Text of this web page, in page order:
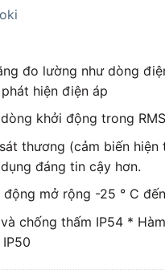
đo lường như dòng
hiện điện áp
khởi động trong
thương (cảm biến hiện
đáng tin cậy hơn.
mở rộng -25 ° C
chống thấm IP54 *